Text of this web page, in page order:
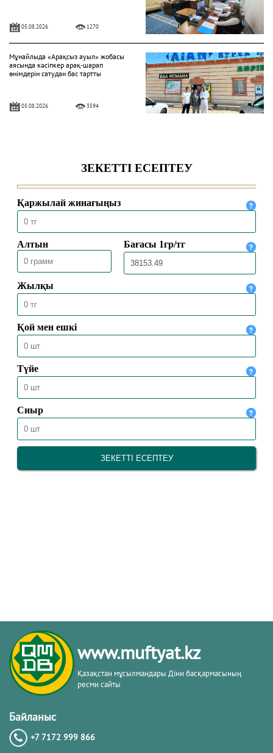
05.08.2026 1270
Мұнайлыда «Арақсыз ауыл» жобасы
аясында кәсіпкер арақ-шарап
өнімдерін сатудан бас тартты
05.08.2026 3594
04.08.2026 333
Ақтөбеде XV республикалық Құран
жарысына іріктеу сайысы өтті
16.07.2026
www.muftyat.kz
Қазақстан мұсылмандары Діни басқармасының
ресми сайты
Байланыс
+7 7172 999 866